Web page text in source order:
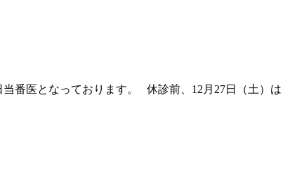
医となっております。 休診前、12月27日（土）は